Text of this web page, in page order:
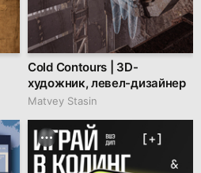
Cold Contours | 3D-
художник, левел-дизайнер
Matvey Stasin